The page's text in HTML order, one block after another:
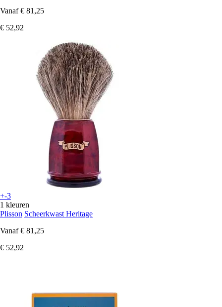
Vanaf € 81,25
€ 52,92
+-3
1 kleuren
Plisson Scheerkwast Heritage
Vanaf € 81,25
€ 52,92